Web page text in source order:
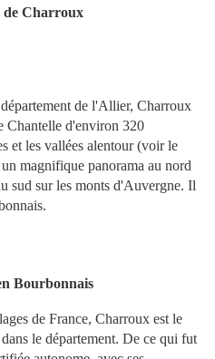
de Charroux
de l'Allier, Charroux
Chantelle d'environ 320
et les vallées alentour (voir le
magnifique panorama au nord
sud sur les monts d'Auvergne. Il
Bourbonnais
de France, Charroux est le
le département. De ce qui fut